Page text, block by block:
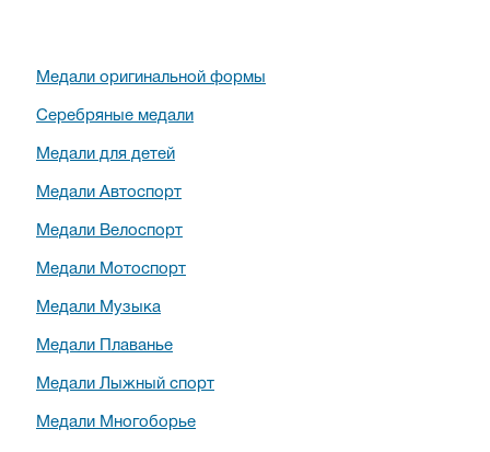
Медали оригинальной формы
Серебряные медали
Медали для детей
Медали Автоспорт
Медали Велоспорт
Медали Мотоспорт
Медали Музыка
Медали Плаванье
Медали Лыжный спорт
Медали Многоборье